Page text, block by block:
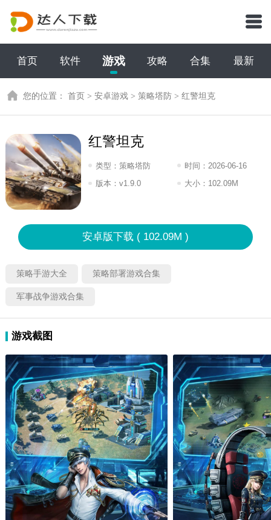
首页 软件 游戏 攻略 合集 最新
您的位置：首页 >安卓游戏 >策略塔防 >红警坦克
红警坦克
类型：策略塔防 时间： 2026-06-16
12:2026
版本：v1.9.0 大小： 102.09M
安卓版下载 ( 102.09M )
策略手游大全 策略部署游戏合集
军事战争游戏合集
游戏截图